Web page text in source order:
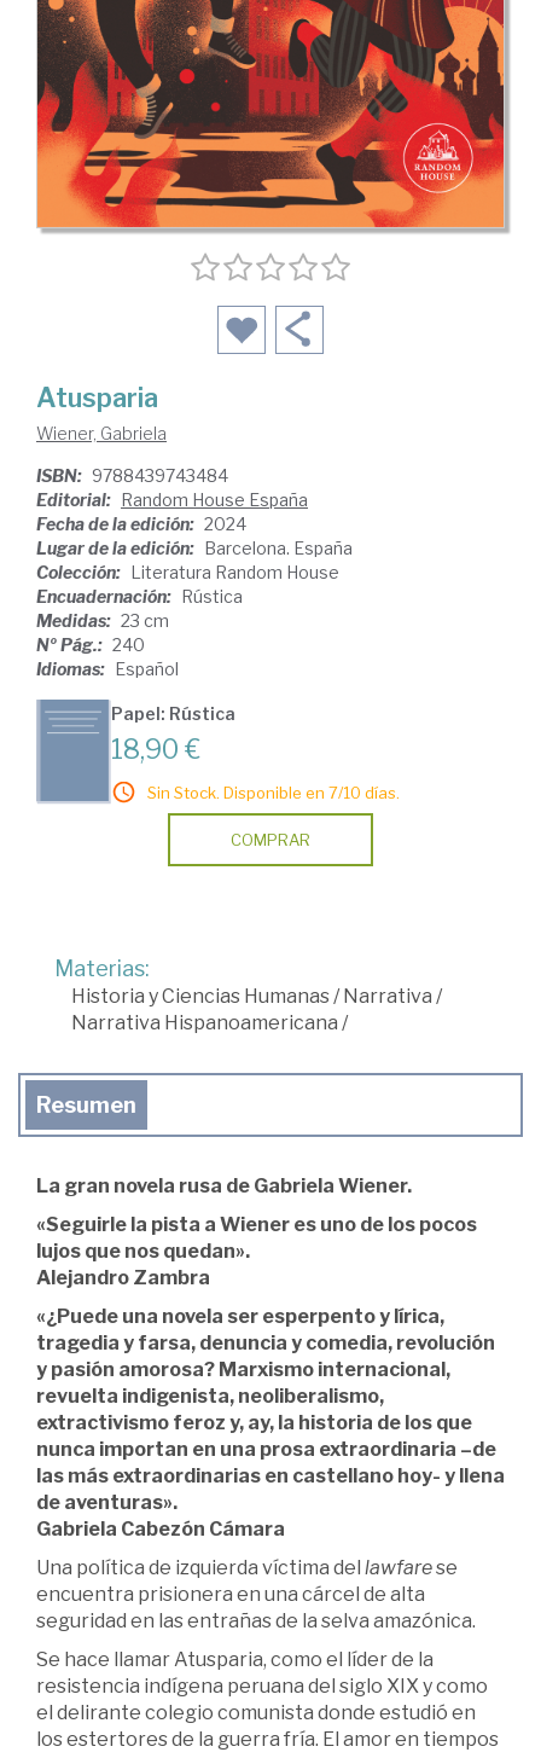
Atusparia
Wiener, Gabriela
ISBN: 9788439743484
Editorial: Random House España
Fecha de la edición: 2024
Lugar de la edición: Barcelona. España
Colección: Literatura Random House
Encuadernación: Rústica
Medidas: 23 cm
Nº Pág.: 240
Idiomas: Español
Papel: Rústica
18,90 €
Sin Stock. Disponible en 7/10 días.
COMPRAR
Materias:
Historia y Ciencias Humanas/Narrativa /
Narrativa Hispanoamericana /
Resumen
La gran novela rusa de Gabriela Wiener.
«Seguirle la pista a Wiener es uno de los pocos
lujos que nos quedan».
Alejandro Zambra
«¿Puede una novela ser esperpento y lírica,
tragedia y farsa, denuncia y comedia, revolución
y pasión amorosa? Marxismo internacional,
revuelta indigenista, neoliberalismo,
extractivismo feroz y, ay, la historia de los que
nunca importan en una prosa extraordinaria –de
las más extraordinarias en castellano hoy- y llena
de aventuras».
Gabriela Cabezón Cámara
Una política de izquierda víctima del lawfarese
encuentra prisionera en una cárcel de alta
seguridad en las entrañas de la selva amazónica.
Se hace llamar Atusparia, como el líder de la
resistencia indígena peruana del siglo XIX y como
el delirante colegio comunista donde estudió en
los estertores de la guerra fría. El amor en tiempos